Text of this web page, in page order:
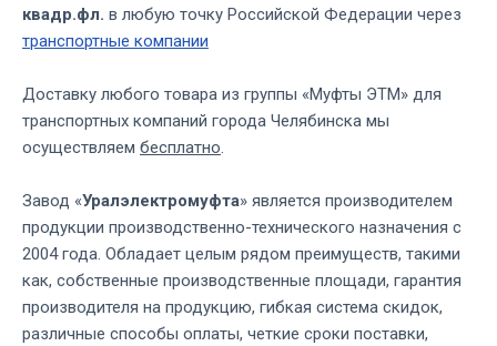
квадр.фл. в любую точку Российской Федерации через
транспортные компании
Доставку любого товара из группы «Муфты ЭТМ» для
транспортных компаний города Челябинска мы
осуществляем бесплатно.
Завод «Уралэлектромуфта» является производителем
продукции производственно-технического назначения с
2004 года. Обладает целым рядом преимуществ, такими
как, собственные производственные площади, гарантия
производителя на продукцию, гибкая система скидок,
различные способы оплаты, четкие сроки поставки,